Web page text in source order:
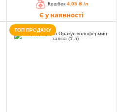
Кешбек 4.05 ₴ /л
Є у наявності
ТОП ПРОДАЖУ